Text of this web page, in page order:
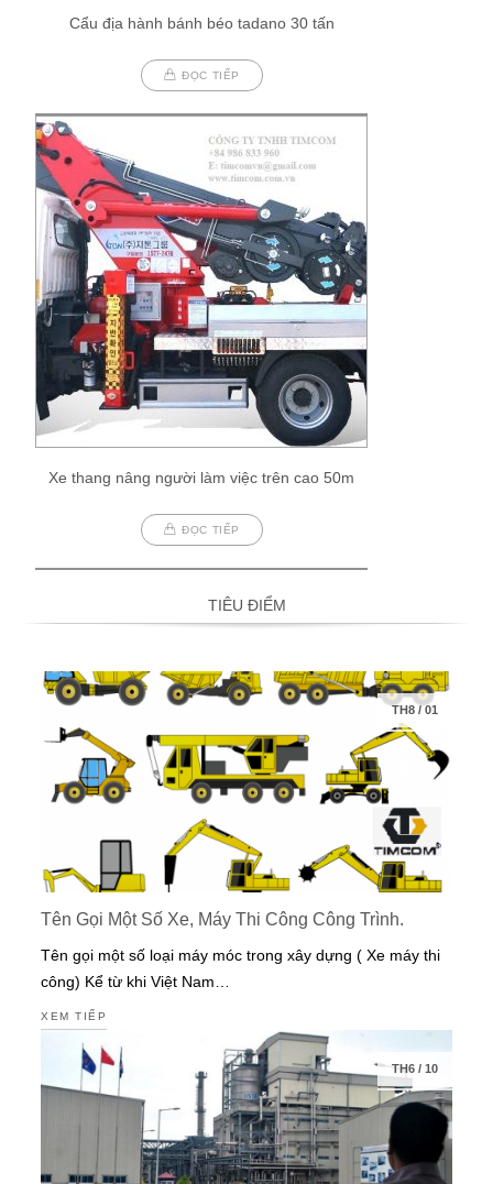
Cẩu địa hành bánh béo tadano 30 tấn
ĐỌC TIẾP
Xe thang nâng người làm việc trên cao 50m
ĐỌC TIẾP
TIÊU ĐIỂM
TH8/01
Tên Gọi Một Số Xe, Máy Thi Công Công Trình.
Tên gọi một số loại máy móc trong xây dựng ( Xe máy thi
công) Kể từ khi Việt Nam…
XEM TIẾP
TH6/ 10